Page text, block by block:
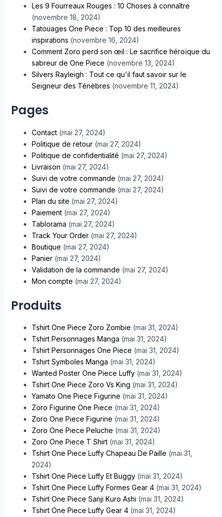
Les 9 Fourreaux Rouges : 10 Choses à connaître
(novembre 18, 2024)
Tatouages One Piece : Top 10 des meilleures
inspirations (novembre 16, 2024)
Comment Zoro perd son œil : Le sacrifice héroïque du
sabreur de One Piece (novembre 13, 2024)
Silvers Rayleigh : Tout ce qu'il faut savoir sur le
Seigneur des Ténèbres (novembre 11, 2024)
Pages
Contact (mai 27, 2024)
Politique de retour (mai 27, 2024)
Politique de confidentialité (mai 27, 2024)
Livraison (mai 27, 2024)
Suivi de votre commande (mai 27, 2024)
Suivi de votre commande (mai 27, 2024)
Plan du site (mai 27, 2024)
Paiement (mai 27, 2024)
Tablorama (mai 27, 2024)
Track Your Order (mai 27, 2024)
Boutique (mai 27, 2024)
Panier (mai 27, 2024)
Validation de la commande (mai 27, 2024)
Mon compte (mai 27, 2024)
Produits
Tshirt One Piece Zoro Zombie (mai 31, 2024)
Tshirt Personnages Manga (mai 31, 2024)
Tshirt Personnages One Piece (mai 31, 2024)
Tshirt Symboles Manga (mai 31, 2024)
Wanted Poster One Piece Luffy (mai 31, 2024)
Tshirt One Piece Zoro Vs King (mai 31, 2024)
Yamato One Piece Figurine (mai 31, 2024)
Zoro Figurine One Piece (mai 31, 2024)
Zoro One Piece Figurine (mai 31, 2024)
Zoro One Piece Peluche (mai 31, 2024)
Zoro One Piece T Shirt (mai 31, 2024)
Tshirt One Piece Luffy Chapeau De Paille (mai 31,
2024)
Tshirt One Piece Luffy Et Buggy (mai 31, 2024)
Tshirt One Piece Luffy Formes Gear 4 (mai 31, 2024)
Tshirt One Piece Sanji Kuro Ashi (mai 31, 2024)
Tshirt One Piece Luffy Gear 4 (mai 31, 2024)